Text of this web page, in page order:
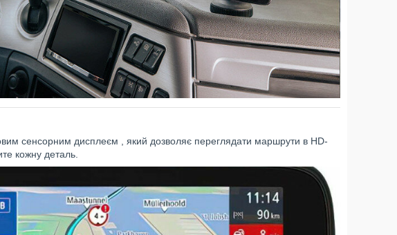
сенсорним дисплеєм , який дозволяє переглядати маршрути в HD-
кожну деталь.